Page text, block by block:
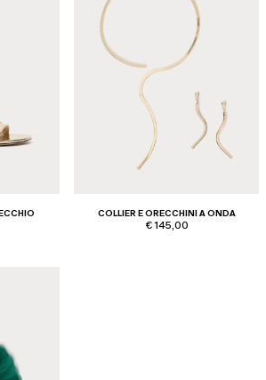
COLLIER E ORECCHINI A ONDA
€ 145,00